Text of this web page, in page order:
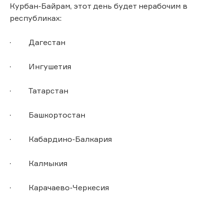
Курбан-Байрам, этот день будет нерабочим в
республиках:
· Дагестан
· Ингушетия
· Татарстан
· Башкортостан
· Кабардино-Балкария
· Калмыкия
· Карачаево-Черкесия